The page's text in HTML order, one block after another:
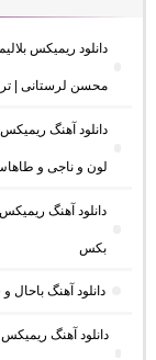
دانلود ریمیکس
محسن لرستانی |
دانلود آهنگ
لون و ناجی و
دانلود آهنگ
بکس
دانلود آهنگ باحال